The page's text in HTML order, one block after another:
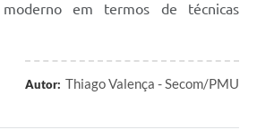
em termos de técnicas
Autor: Thiago Valença - Secom/PMU